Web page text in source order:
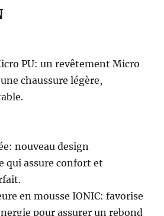
PU: un revêtement Micro
chaussure légère,
nouveau design
qui assure confort et
en mousse IONIC: favorise
pour assurer un rebond